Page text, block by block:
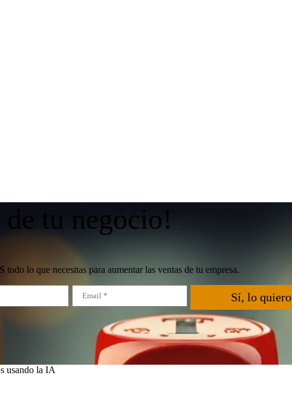
de tu negocio!
todo lo que necesitas para aumentar las ventas de tu empresa.
Sí, lo quiero
usando la IA